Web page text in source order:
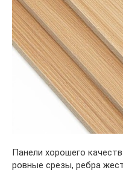
Панели хорошего
ровные срезы, ребра